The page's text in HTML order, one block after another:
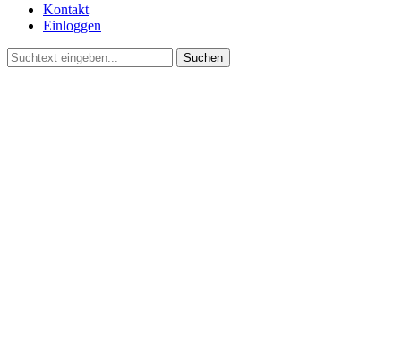
Kontakt
Einloggen
Suchen